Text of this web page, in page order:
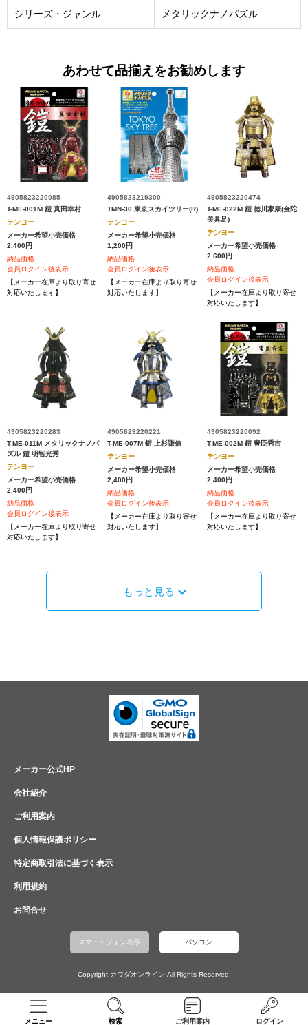
シリーズ・ジャンル メタリックナノパズル
あわせて品揃えをお勧めします
4905823220085
T-ME-001M 鎧 真田幸村
テンヨー
メーカー希望小売価格
2,400円
納品価格
会員ログイン後表示
【メーカー在庫より取り寄せ
対応いたします】
4905823219300
TMN-30 東京スカイツリー(R)
テンヨー
メーカー希望小売価格
1,200円
納品価格
会員ログイン後表示
【メーカー在庫より取り寄せ
対応いたします】
4905823220474
T-ME-022M 鎧 徳川家康(金陀
美具足)
テンヨー
メーカー希望小売価格
2,600円
納品価格
会員ログイン後表示
【メーカー在庫より取り寄せ
対応いたします】
4905823220283
T-ME-011M メタリックナノパ
ズル 鎧 明智光秀
テンヨー
メーカー希望小売価格
2,400円
納品価格
会員ログイン後表示
【メーカー在庫より取り寄せ
対応いたします】
4905823220221
T-ME-007M 鎧 上杉謙信
テンヨー
メーカー希望小売価格
2,400円
納品価格
会員ログイン後表示
【メーカー在庫より取り寄せ
対応いたします】
4905823220092
T-ME-002M 鎧 豊臣秀吉
テンヨー
メーカー希望小売価格
2,400円
納品価格
会員ログイン後表示
【メーカー在庫より取り寄せ
対応いたします】
もっと見る
メニュー 検索 ご利用案内 ログイン
メーカー公式HP
会社紹介
ご利用案内
個人情報保護ポリシー
特定商取引法に基づく表示
利用規約
お問合せ
スマートフォン表示 パソコン
Copyright カワダオンライン All Rights Reserved.